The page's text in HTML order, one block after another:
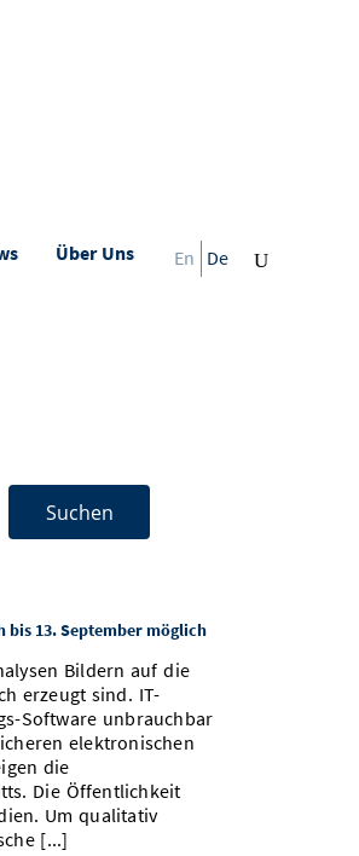
Über Uns En De
13. September möglich
Bildern auf die
erzeugt sind. IT-
Software unbrauchbar
elektronischen
die
Die Öffentlichkeit
Um qualitativ
[...]